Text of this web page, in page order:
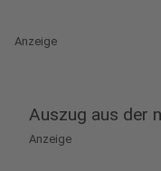
Anzeige
Auszug aus der
Anzeige